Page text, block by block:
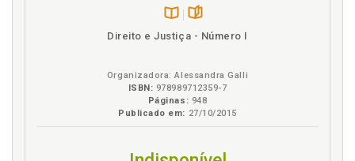
Direito e Justiça - Número I
Organizadora: Alessandra Galli
ISBN: 978989712359-7
Páginas: 948
Publicado em: 27/10/2015